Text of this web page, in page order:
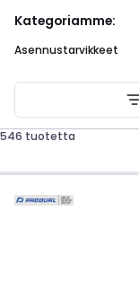
Kategoriamme:
Asennustarvikkeet
546 tuotetta